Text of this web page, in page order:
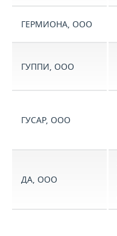
ГЕРМИОНА, ООО
ГУППИ, ООО
ГУСАР, ООО
ДА, ООО